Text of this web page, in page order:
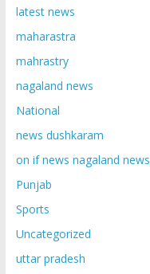
latest news
maharastra
mahrastry
nagaland news
National
news dushkaram
on if news nagaland news
Punjab
Sports
Uncategorized
uttar pradesh